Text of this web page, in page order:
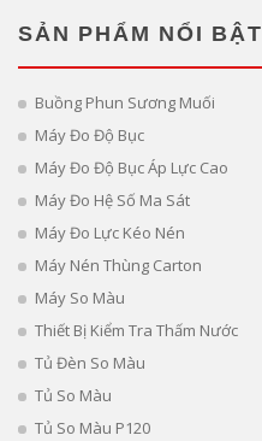
SẢN PHẨM NỔI BẬT
Buồng Phun Sương Muối
Máy Đo Độ Bục
Máy Đo Độ Bục Áp Lực Cao
Máy Đo Hệ Số Ma Sát
Máy Đo Lực Kéo Nén
Máy Nén Thùng Carton
Máy So Màu
Thiết Bị Kiểm Tra Thấm Nước
Tủ Đèn So Màu
Tủ So Màu
Tủ So Màu P120